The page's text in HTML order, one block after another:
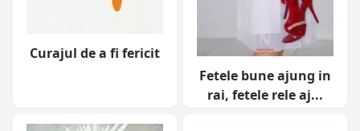
Curajul de a fi fericit
Fetele bune ajung in
rai, fetele rele aj...